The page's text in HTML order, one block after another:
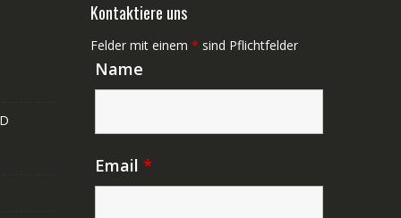
Kontaktiere uns
Felder mit einem * sind Pflichtfelder
Name
Email *